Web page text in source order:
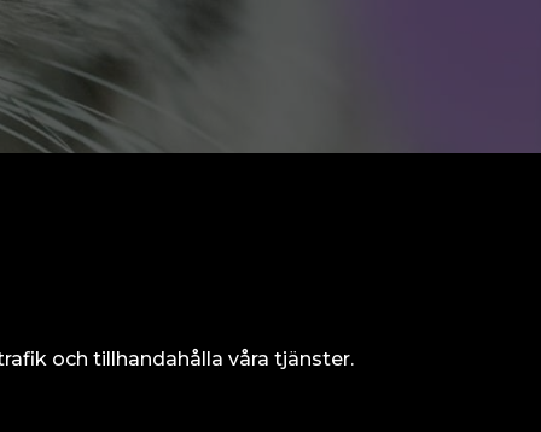
och tillhandahålla våra tjänster.